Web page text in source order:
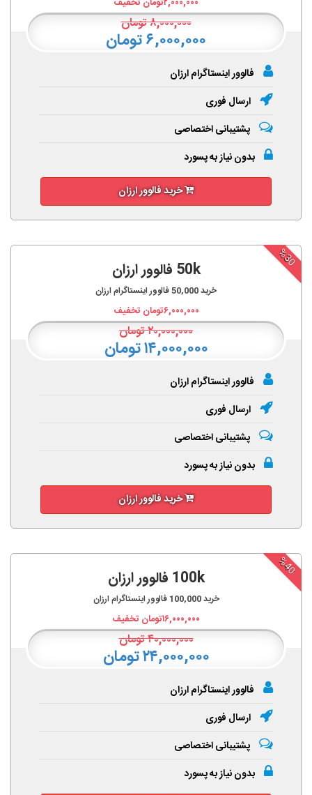
۲,۰۰۰,۰۰۰تومان تخفیف
۸,۰۰۰,۰۰۰تومان
۶,۰۰۰,۰۰۰ تومان
فالوور اینستاگرام ارزان
ارسال فوری
پشتیبانی اختصاصی
بدون نیاز به پسورد
خرید فالوور ارزان
%30
50k فالوور ارزان
خرید50,000فالوور اینستاگرام ارزان
۶,۰۰۰,۰۰۰تومان تخفیف
۲۰,۰۰۰,۰۰۰تومان
۱۴,۰۰۰,۰۰۰ تومان
فالوور اینستاگرام ارزان
ارسال فوری
پشتیبانی اختصاصی
بدون نیاز به پسورد
خرید فالوور ارزان
%40
100k فالوور ارزان
خرید100,000 فالوور اینستاگرام ارزان
۱۶,۰۰۰,۰۰۰تومان تخفیف
۴۰,۰۰۰,۰۰۰تومان
۲۴,۰۰۰,۰۰۰ تومان
فالوور اینستاگرام ارزان
ارسال فوری
پشتیبانی اختصاصی
بدون نیاز به پسورد